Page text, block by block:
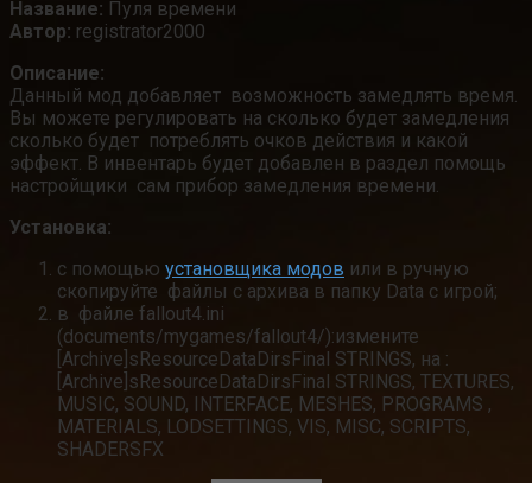
Название: Пуля времени
Автор: registrator2000
Описание:
Данный мод добавляет возможность замедлять время.
Вы можете регулировать на сколько будет замедления
сколько будет потреблять очков действия и какой
эффект. В инвентарь будет добавлен в раздел помощь
настройщики сам прибор замедления времени.
Установка:
с помощью установщика модов или в ручную
скопируйте файлы с архива в папку Data с игрой;
в файле fallout4.ini
(documents/mygames/fallout4/):измените
[Archive]sResourceDataDirsFinal STRINGS, на :
[Archive]sResourceDataDirsFinal STRINGS, TEXTURES,
MUSIC, SOUND, INTERFACE, MESHES, PROGRAMS ,
MATERIALS, LODSETTINGS, VIS, MISC, SCRIPTS,
SHADERSFX